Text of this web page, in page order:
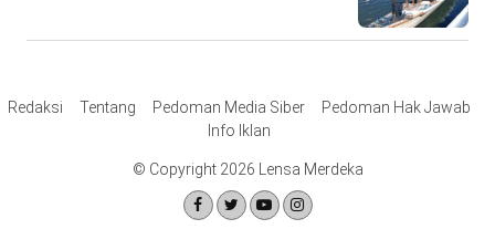
Redaksi Tentang Pedoman Media Siber
Pedoman Hak Jawab
Info Iklan
© Copyright 2026 Lensa Merdeka